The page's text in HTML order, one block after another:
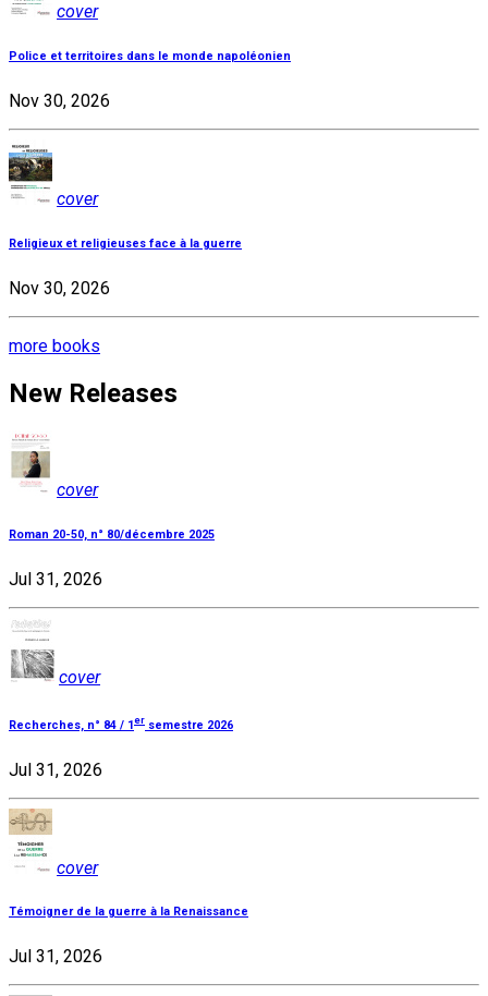
cover
Police et territoires dans le monde napoléonien
Nov 30, 2026
cover
Religieux et religieuses face à la guerre
Nov 30, 2026
more books
New Releases
cover
Roman 20-50, n° 80/décembre 2025
Jul 31, 2026
cover
Recherches, n° 84 / 1er semestre 2026
Jul 31, 2026
cover
Témoigner de la guerre à la Renaissance
Jul 31, 2026